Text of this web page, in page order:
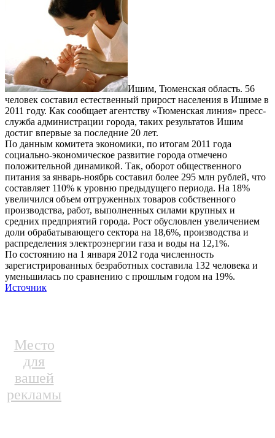
Ишим, Тюменская область. 56
человек составил естественный прирост населения в Ишиме в
2011 году. Как сообщает агентству «Тюменская линия» пресс-
служба администрации города, таких результатов Ишим
достиг впервые за последние 20 лет.
По данным комитета экономики, по итогам 2011 года
социально-экономическое развитие города отмечено
положительной динамикой. Так, оборот общественного
питания за январь-ноябрь составил более 295 млн рублей, что
составляет 110% к уровню предыдущего периода. На 18%
увеличился объем отгруженных товаров собственного
производства, работ, выполненных силами крупных и
средних предприятий города. Рост обусловлен увеличением
доли обрабатывающего сектора на 18,6%, производства и
распределения электроэнергии газа и воды на 12,1%.
По состоянию на 1 января 2012 года численность
зарегистрированных безработных составила 132 человека и
уменьшилась по сравнению с прошлым годом на 19%.
Источник
Место
для
вашей
рекламы